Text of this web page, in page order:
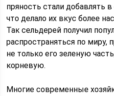
пряность стали добавлять
что делало их вкус более
Так сельдерей получил
распространяться по миру,
не только его зеленую
корневую.
Многие современные